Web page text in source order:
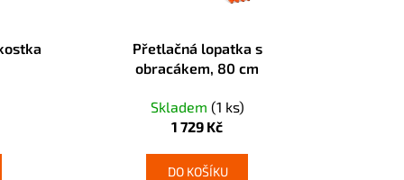
Přetlačná lopatka s
obracákem, 80 cm
Skladem (1 ks)
1 729 Kč
DO KOŠÍKU